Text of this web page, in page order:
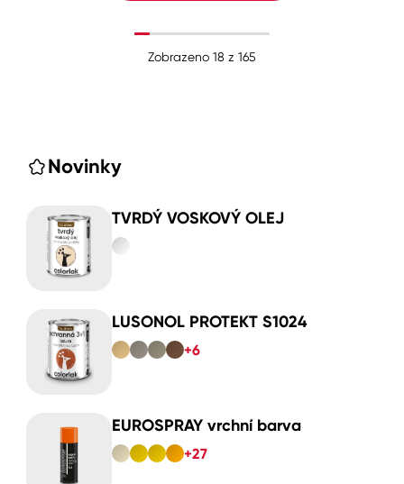
Zobrazeno 18 z 165
Novinky
TVRDÝ VOSKOVÝ OLEJ
LUSONOL PROTEKT S1024
+6
EUROSPRAY vrchní barva
+27